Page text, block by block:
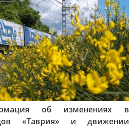
об изменениях в
«Таврия» и движении